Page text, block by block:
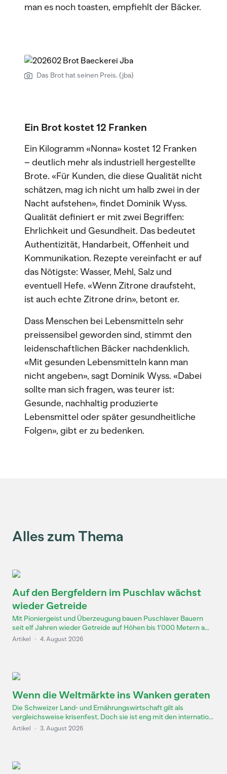
man es noch toasten, empfiehlt der Bäcker.
Das Brot hat seinen Preis. (jba)
Ein Brot kostet 12 Franken
Ein Kilogramm «Nonna» kostet 12 Franken
– deutlich mehr als industriell hergestellte
Brote. «Für Kunden, die diese Qualität nicht
schätzen, mag ich nicht um halb zwei in der
Nacht aufstehen», findet Dominik Wyss.
Qualität definiert er mit zwei Begriffen:
Ehrlichkeit und Gesundheit. Das bedeutet
Authentizität, Handarbeit, Offenheit und
Kommunikation. Rezepte vereinfacht er auf
das Nötigste: Wasser, Mehl, Salz und
eventuell Hefe. «Wenn Zitrone draufsteht,
ist auch echte Zitrone drin», betont er.
Dass Menschen bei Lebensmitteln sehr
preissensibel geworden sind, stimmt den
leidenschaftlichen Bäcker nachdenklich.
«Mit gesunden Lebensmitteln kann man
nicht angeben», sagt Dominik Wyss. «Dabei
sollte man sich fragen, was teurer ist:
Gesunde, nachhaltig produzierte
Lebensmittel oder später gesundheitliche
Folgen», gibt er zu bedenken.
Alles zum Thema
Auf den Bergfeldern im Puschlav wächst
wieder Getreide
Mit Pioniergeist und Überzeugung bauen Puschlaver Bauern
seit elf Jahren wieder Getreide auf Höhen bis 1’000 Metern a...
Artikel · 4. August 2026
Wenn die Weltmärkte ins Wanken geraten
Die Schweizer Land- und Ernährungswirtschaft gilt als
vergleichsweise krisenfest. Doch sie ist eng mit den internatio...
Artikel · 3. August 2026